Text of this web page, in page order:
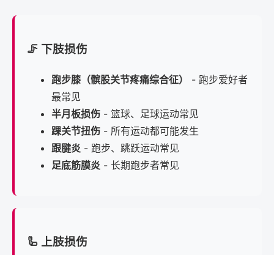
🦵 下肢损伤
跑步膝（髌股关节疼痛综合征）
- 跑步爱好者
最常见
半月板损伤 - 篮球、足球运动常见
踝关节扭伤 - 所有运动都可能发生
跟腱炎 - 跑步、跳跃运动常见
足底筋膜炎 - 长期跑步者常见
🦾 上肢损伤